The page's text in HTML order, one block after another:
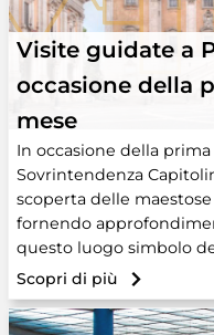
Visite guidate a
occasione della
mese
In occasione della
Sovrintendenza
scoperta delle
fornendo
questo luogo simbolo
Scopri di più